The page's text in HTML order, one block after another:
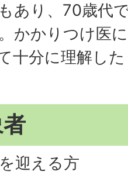
あり、70歳代
かかりつけ医
十分に理解し
迎える方